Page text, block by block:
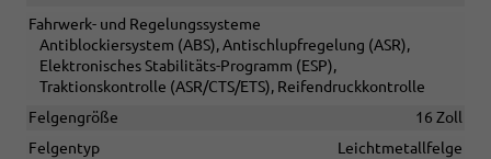
Fahrwerk- und Regelungssysteme
Antiblockiersystem (ABS), Antischlupfregelung (ASR),
Elektronisches Stabilitäts-Programm (ESP),
Traktionskontrolle (ASR/CTS/ETS), Reifendruckkontrolle
Felgengröße
16 Zoll
Felgentyp
Leichtmetallfelge